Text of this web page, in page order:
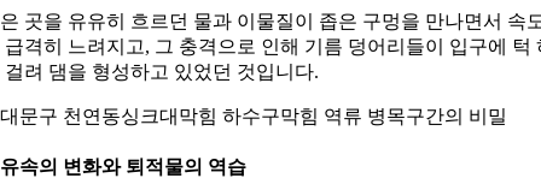
곳을 유유히 흐르던 물과 이물질이 좁은 구멍을 만나면서 속
급격히 느려지고, 그 충격으로 인해 기름 덩어리들이 입구에 턱
걸려 댐을 형성하고 있었던 것입니다.
문구 천연동싱크대막힘 하수구막힘 역류 병목구간의 비밀
속의 변화와 퇴적물의 역습